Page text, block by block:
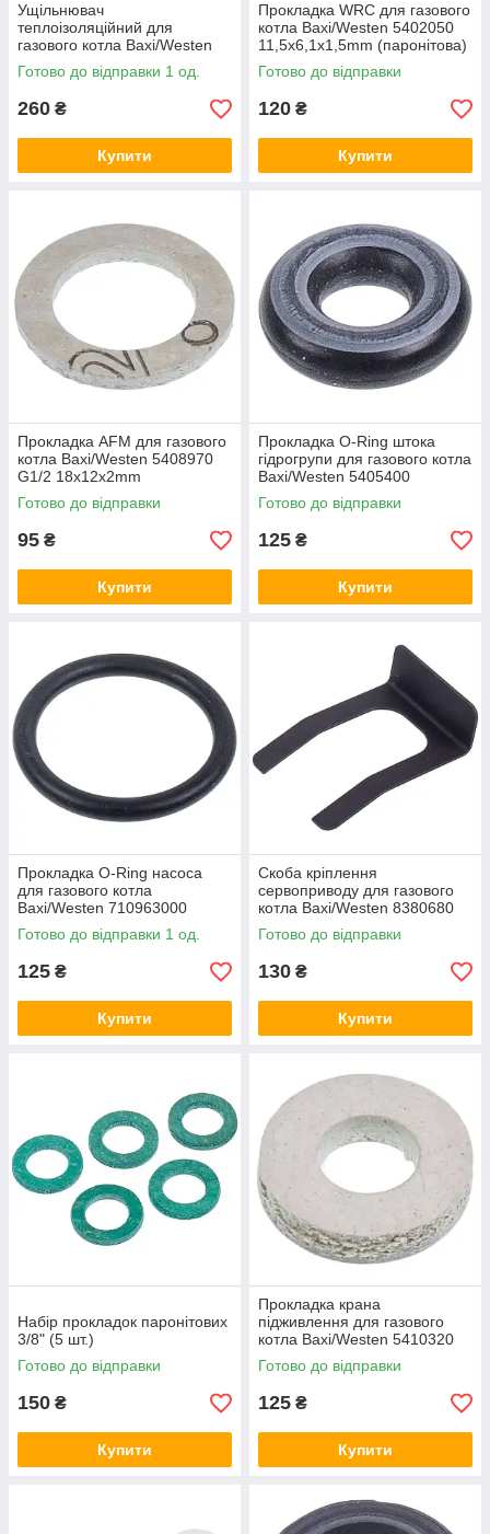
Ущільнювач
теплоізоляційний для
газового котла Baxi/Westen
5212780 D=6mm
Готово до відправки 1 од.
260 ₴
Купити
Прокладка WRC для газового
котла Baxi/Westen 5402050
11,5x6,1x1,5mm (паронітова)
Готово до відправки
120 ₴
Купити
Прокладка AFM для газового
котла Baxi/Westen 5408970
G1/2 18x12x2mm
(паронітова)
Готово до відправки
95 ₴
Купити
Прокладка O-Ring штока
гідрогрупи для газового котла
Baxi/Westen 5405400
6x2,6x1,9mm
Готово до відправки
125 ₴
Купити
Прокладка O-Ring насоса
для газового котла
Baxi/Westen 710963000
27x22x3mm
Готово до відправки 1 од.
125 ₴
Купити
Скоба кріплення
сервоприводу для газового
котла Baxi/Westen 8380680
Готово до відправки
130 ₴
Купити
Набір прокладок паронітових
3/8" (5 шт.)
Готово до відправки
150 ₴
Купити
Прокладка крана
підживлення для газового
котла Baxi/Westen 5410320
9x4x3mm (паронітова)
Готово до відправки
125 ₴
Купити